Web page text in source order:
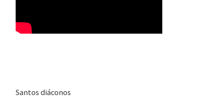
Santos diáconos